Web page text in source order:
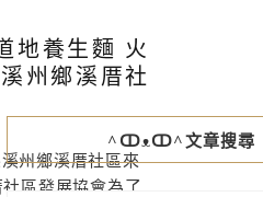
地養生麵 火
州鄉溪厝社
州鄉溪厝社區來
區發展協會為了
^ↀᴥↀ^文章搜尋